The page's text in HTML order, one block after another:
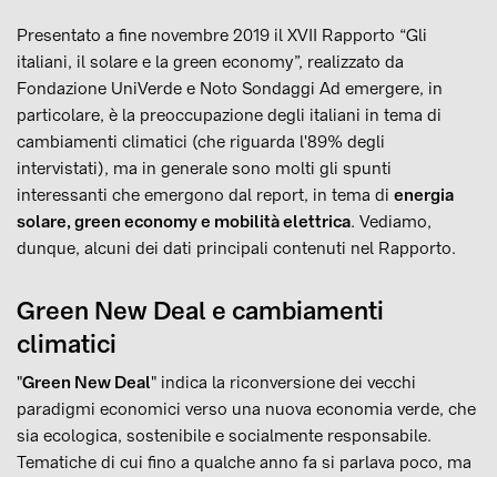
Presentato a fine novembre 2019 il XVII Rapporto “Gli
italiani, il solare e la green economy”, realizzato da
Fondazione UniVerde e Noto Sondaggi Ad emergere, in
particolare, è la preoccupazione degli italiani in tema di
cambiamenti climatici (che riguarda l'89% degli
intervistati), ma in generale sono molti gli spunti
interessanti che emergono dal report, in tema di energia
solare, green economy e mobilità elettrica. Vediamo,
dunque, alcuni dei dati principali contenuti nel Rapporto.
Green New Deal e cambiamenti
climatici
"Green New Deal" indica la riconversione dei vecchi
paradigmi economici verso una nuova economia verde, che
sia ecologica, sostenibile e socialmente responsabile.
Tematiche di cui fino a qualche anno fa si parlava poco, ma